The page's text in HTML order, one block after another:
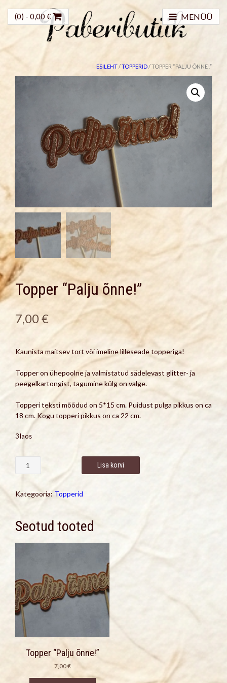
MENÜÜ
(0) - 0,00 €
ESILEHT/TOPPERID/ TOPPER “PALJU ÕNNE!”
Topper “Palju õnne!”
7,00€
Kaunista maitsev tort või imeline lilleseade topperiga!
Topper on ühepoolne ja valmistatud sädelevast glitter- ja
peegelkartongist, tagumine külg on valge.
Topperi teksti mõõdud on 5*15 cm. Puidust pulga pikkus on ca
18 cm. Kogu topperi pikkus on ca 22 cm.
3 laos
Topper
kogus
Lisa korvi
Kategooria: Topperid
Seotud tooted
Topper “Palju õnne!”
7,00€